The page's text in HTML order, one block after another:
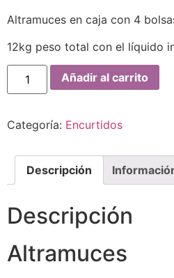
Altramuces en caja con 4
12kg peso total con el líquido
Añadir al carrito
Categoría: Encurtidos
Descripción
Descripción
Altramuces